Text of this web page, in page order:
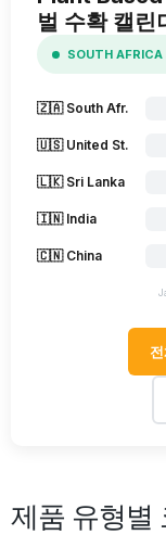
벌 수확 캘린
SOUTH AFRICA
🇿🇦 South Afr.
🇺🇸 United St.
🇱🇰 Sri Lanka
🇮🇳 India
🇨🇳 China
제품 유형별